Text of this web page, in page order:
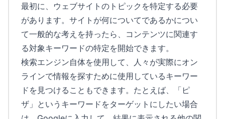
最初に、ウェブサイトのトピックを特定する必要
があります。サイトが何についてであるかについ
て一般的な考えを持ったら、コンテンツに関連す
る対象キーワードの特定を開始できます。
検索エンジン自体を使用して、人々が実際にオン
ラインで情報を探すために使用しているキーワー
ドを見つけることもできます。たとえば、「ピ
ザ」というキーワードをターゲットにしたい場合